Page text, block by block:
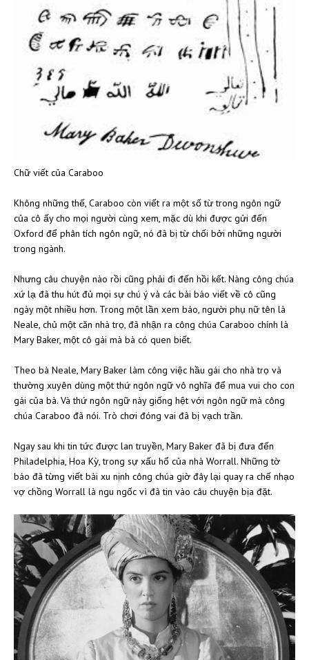
Chữ viết của Caraboo
Không những thế, Caraboo còn viết ra một số từ trong ngôn ngữ
của cô ấy cho mọi người cùng xem, mặc dù khi được gửi đến
Oxford để phân tích ngôn ngữ, nó đã bị từ chối bởi những người
trong ngành.
Nhưng câu chuyện nào rồi cũng phải đi đến hồi kết. Nàng công chúa
xứ lạ đã thu hút đủ mọi sự chú ý và các bài báo viết về cô cũng
ngày một nhiều hơn. Trong một lần xem báo, người phụ nữ tên là
Neale, chủ một căn nhà trọ, đã nhận ra công chúa Caraboo chính là
Mary Baker, một cô gái mà bà có quen biết.
Theo bà Neale, Mary Baker làm công việc hầu gái cho nhà trọ và
thường xuyên dùng một thứ ngôn ngữ vô nghĩa để mua vui cho con
gái của bà. Và thứ ngôn ngữ này giống hệt với ngôn ngữ mà công
chúa Caraboo đã nói. Trò chơi đóng vai đã bị vạch trần.
Ngay sau khi tin tức được lan truyền, Mary Baker đã bị đưa đến
Philadelphia, Hoa Kỳ, trong sự xấu hổ của nhà Worrall. Những tờ
báo đã từng viết bài xu nịnh công chúa giờ đây lại quay ra chế nhạo
vợ chồng Worrall là ngu ngốc vì đã tin vào câu chuyện bịa đặt.